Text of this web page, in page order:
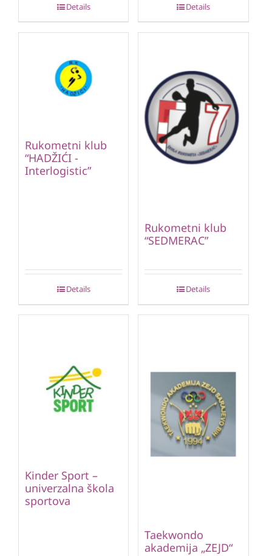
Details Details
Rukometni klub
“HADŽIĆI -
Interlogistic”
Details
Rukometni klub
“SEDMERAC”
Details
Kinder Sport –
univerzalna škola
sportova
Taekwondo
akademija „ZEJD“